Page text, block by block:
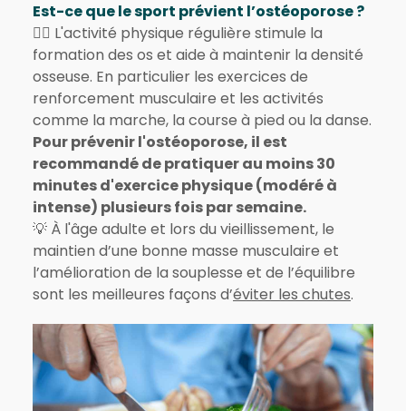
Est-ce que le sport prévient l’ostéoporose ?
🏃‍♀️ L'activité physique régulière stimule la
formation des os et aide à maintenir la densité
osseuse. En particulier les exercices de
renforcement musculaire et les activités
comme la marche, la course à pied ou la danse.
Pour prévenir l'ostéoporose, il est
recommandé de pratiquer au moins 30
minutes d'exercice physique (modéré à
intense) plusieurs fois par semaine.
💡 À l'âge adulte et lors du vieillissement, le
maintien d’une bonne masse musculaire et
l’amélioration de la souplesse et de l’équilibre
sont les meilleures façons d’éviter les chutes.